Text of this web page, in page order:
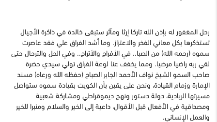
رحل المغفور له بإذن الله تاركا إرثا ومآثر ستبقى خالدة في ذاكرة الأجیال
تستذكرها بكل معاني الفخر والاعتزاز. وما أشد الفراق علي فقد عاصرت
سموه (رحمه الله) من الصبا.. في الأفراح والأتراح.. وفي الحل والترحال حتى
لقي ربه راضیا مرضیا. ومما یخفف عنا لوعة الفراق تولي سیدي حضرة
صاحب السمو الشیخ نواف الأحمد الجابر الصباح (حفظه الله ورعاه) مسند
الإمارة وزمام القیادة، ونحن على یقین بأن الكویت بقیادة سموه ستواصل
مسیرتها الریادیة، دولة دستور ونهج دیموقراطي ومشاركة شعبیة
ومصداقیة في الأفعال قبل الأقوال، داعیة إلى الخیر والسلام ومنبرا للخیر
والعمل الإنساني.